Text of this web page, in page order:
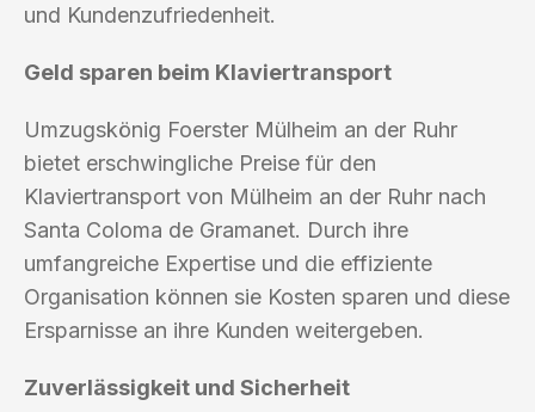
und Kundenzufriedenheit.
Geld sparen beim Klaviertransport
Umzugskönig Foerster Mülheim an der Ruhr
bietet erschwingliche Preise für den
Klaviertransport von Mülheim an der Ruhr nach
Santa Coloma de Gramanet. Durch ihre
umfangreiche Expertise und die effiziente
Organisation können sie Kosten sparen und diese
Ersparnisse an ihre Kunden weitergeben.
Zuverlässigkeit und Sicherheit